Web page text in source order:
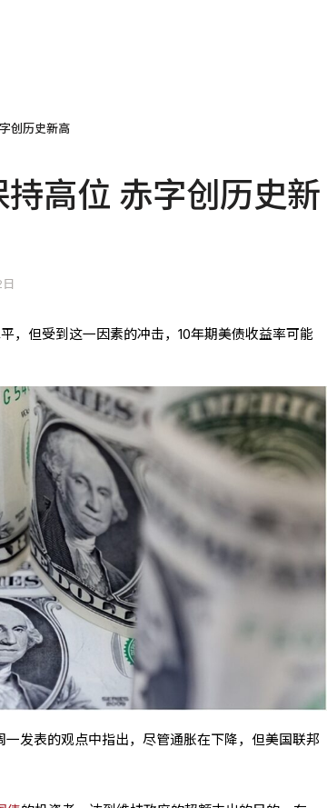
创历史新高
高位 赤字创历史新
，但受到这一因素的冲击，10年期美债收益率可能
发表的观点中指出，尽管通胀在下降，但美国联邦